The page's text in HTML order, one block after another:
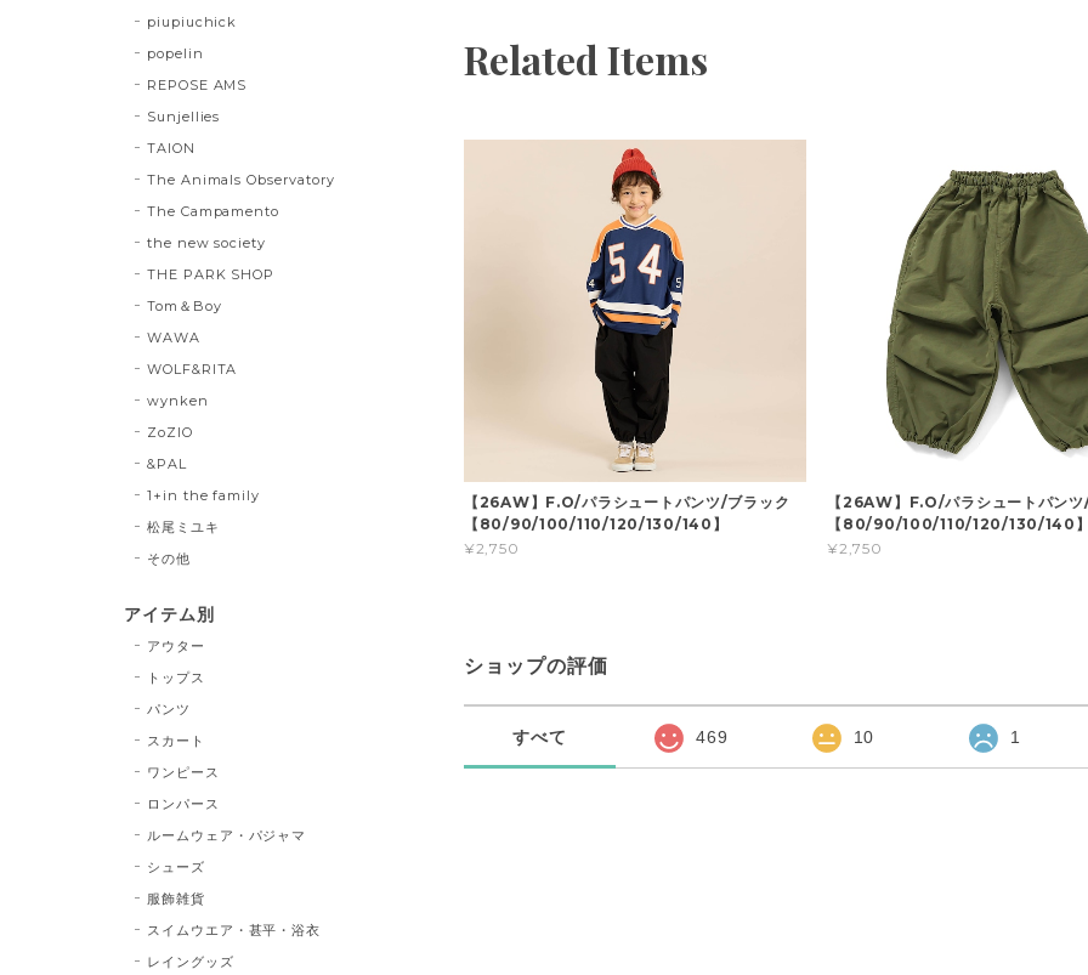
Related Items
【26AW】F.O/パラシュートパンツ/ブラック
【80/90/100/110/120/130/140】
¥2,750
【26AW】F.O/パラシュートパン
【80/90/100/110/120/130/140
¥2,750
ショップの評価
すべて 469 10 1
piupiuchick
popelin
REPOSE AMS
Sunjellies
TAION
The Animals Observatory
The Campamento
the new society
THE PARK SHOP
Tom＆Boy
WAWA
WOLF&RITA
wynken
ZoZIO
&PAL
1+in the family
松尾ミユキ
その他
アイテム別
アウター
トップス
パンツ
スカート
ワンピース
ロンパース
ルームウェア・パジャマ
シューズ
服飾雑貨
スイムウエア・甚平・浴衣
レイングッズ